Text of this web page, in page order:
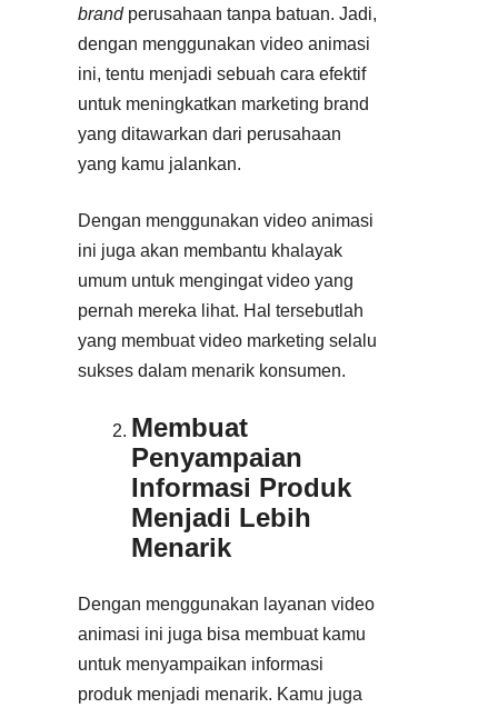
brand perusahaan tanpa batuan. Jadi,
dengan menggunakan video animasi
ini, tentu menjadi sebuah cara efektif
untuk meningkatkan marketing brand
yang ditawarkan dari perusahaan
yang kamu jalankan.
Dengan menggunakan video animasi
ini juga akan membantu khalayak
umum untuk mengingat video yang
pernah mereka lihat. Hal tersebutlah
yang membuat video marketing selalu
sukses dalam menarik konsumen.
Membuat
Penyampaian
Informasi Produk
Menjadi Lebih
Menarik
Dengan menggunakan layanan video
animasi ini juga bisa membuat kamu
untuk menyampaikan informasi
produk menjadi menarik. Kamu juga